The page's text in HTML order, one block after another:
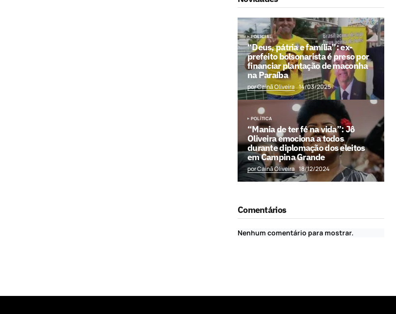
POLICIAL
“Deus, pátria e família”: ex-
prefeito bolsonarista é preso por
financiar plantação de maconha
na Paraíba
por Cainã Oliveira 14/03/2025
POLÍTICA
“Mania de ter fé na vida”: Jô
Oliveira emociona a todos
durante diplomação dos eleitos
em Campina Grande
por Cainã Oliveira 18/12/2024
Comentários
Nenhum comentário para mostrar.